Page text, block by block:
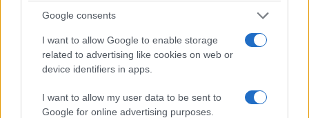
Google consents
I want to allow Google to enable storage
related to advertising like cookies on web or
device identifiers in apps.
I want to allow my user data to be sent to
Google for online advertising purposes.